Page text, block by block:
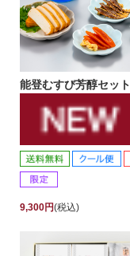
能登むすび芳醇セット
9,300円(税込)